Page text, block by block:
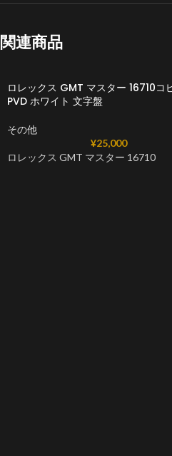
関連商品
ロレックス GMT マスター 16710コ
PVD ​​ホワイト 文字盤
その他
¥25,000
ロレックス GMT マスター 16710